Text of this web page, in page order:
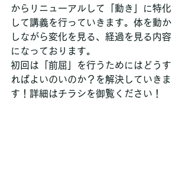
からリニューアルして「動き」に特化
して講義を行っていきます。体を動か
しながら変化を見る、経過を見る内容
になっております。
初回は「前屈」を行うためにはどうす
ればよいのいのか？を解決していきま
す！詳細はチラシを御覧ください！